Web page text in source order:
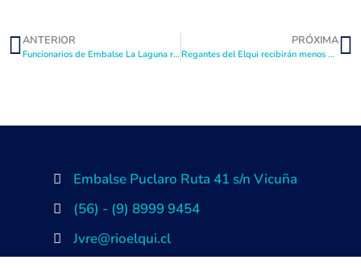
ANTERIOR
Funcionarios de Embalse La Laguna reciben formación en primero auxilios
PRÓXIMA
Regantes del Elqui recibirán menos agua a partir de mayo
Embalse Puclaro Ruta 41 s/n Vicuña
(56) - (9) 8999 9454
Jvre@rioelqui.cl